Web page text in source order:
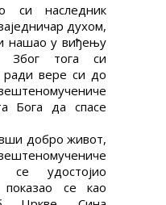
си наследник
духом,
нашао у виђењу
Због тога си
ради вере си до
Бога да спасе
добро живот,
се удостојио
се као